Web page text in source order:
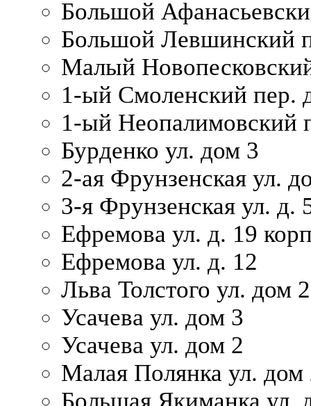
Большой
Большой Левшинский
Малый
1-ый Смоленский пер.
1-ый Неопалимовский
Бурденко ул. дом 3
2-ая Фрунзенская ул.
3-я Фрунзенская ул. д.
Ефремова ул. д. 19
Ефремова ул. д. 12
Льва Толстого ул. дом
Усачева ул. дом 3
Усачева ул. дом 2
Малая Полянка ул. дом